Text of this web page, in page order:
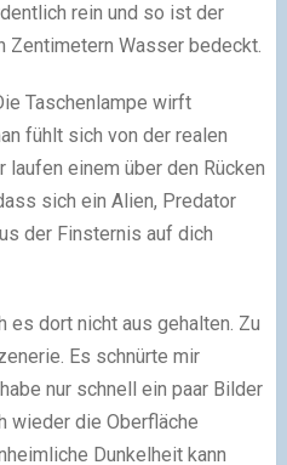
rein und so ist der
Zentimetern Wasser bedeckt.
Taschenlampe wirft
fühlt sich von der realen
laufen einem über den Rücken
sich ein Alien, Predator
der Finsternis auf dich
es dort nicht aus gehalten. Zu
Es schnürte mir
nur schnell ein paar Bilder
wieder die Oberfläche
Dunkelheit kann